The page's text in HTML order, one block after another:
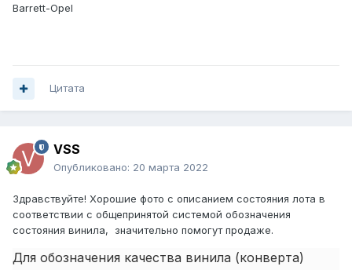
Barrett-Opel
Цитата
VSS
Опубликовано: 20 марта 2022
Здравствуйте! Хорошие фото с описанием состояния лота в
соответствии с общепринятой системой обозначения
состояния винила, значительно помогут продаже.
Для обозначения качества винила (конверта)